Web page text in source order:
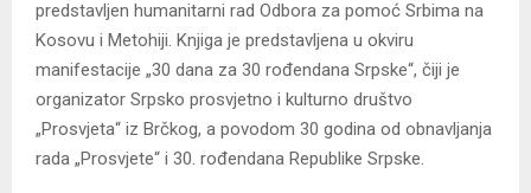
predstavljen humanitarni rad Odbora za pomoć Srbima na
Kosovu i Metohiji. Knjiga je predstavljena u okviru
manifestacije „30 dana za 30 rođendana Srpske“, čiji je
organizator Srpsko prosvjetno i kulturno društvo
„Prosvjeta“ iz Brčkog, a povodom 30 godina od obnavljanja
rada „Prosvjete“ i 30. rođendana Republike Srpske.